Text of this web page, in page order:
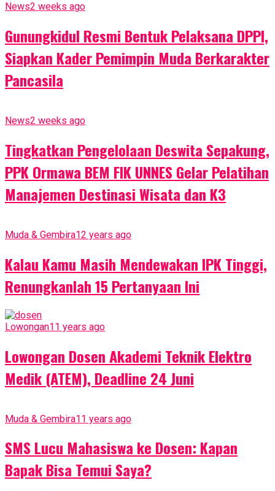
News2 weeks ago
Gunungkidul Resmi Bentuk Pelaksana DPPI,
Siapkan Kader Pemimpin Muda Berkarakter
Pancasila
News2 weeks ago
Tingkatkan Pengelolaan Deswita Sepakung,
PPK Ormawa BEM FIK UNNES Gelar Pelatihan
Manajemen Destinasi Wisata dan K3
Muda & Gembira12 years ago
Kalau Kamu Masih Mendewakan IPK Tinggi,
Renungkanlah 15 Pertanyaan Ini
Lowongan11 years ago
Lowongan Dosen Akademi Teknik Elektro
Medik (ATEM), Deadline 24 Juni
Muda & Gembira11 years ago
SMS Lucu Mahasiswa ke Dosen: Kapan
Bapak Bisa Temui Saya?